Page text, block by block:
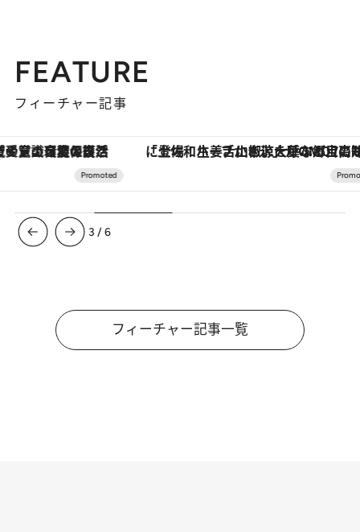
FEATURE
フィーチャー記事
「土佐和ハーブかき氷」がOMO7高知に登場！生姜、山椒、大葉など目にも舌にも涼を呼ぶ郷土の味 ヴァシュロン・コンスタンタ
3 /6
フィーチャー記事一覧